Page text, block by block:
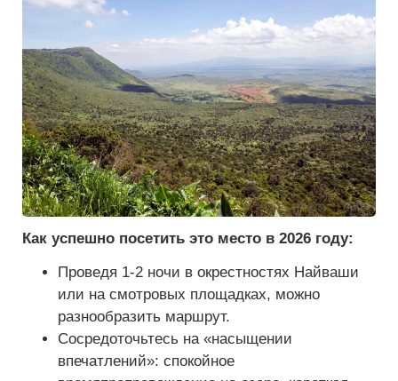
Как успешно посетить это место в 2026 году:
Проведя 1-2 ночи в окрестностях Найваши
или на смотровых площадках, можно
разнообразить маршрут.
Сосредоточьтесь на «насыщении
впечатлений»: спокойное